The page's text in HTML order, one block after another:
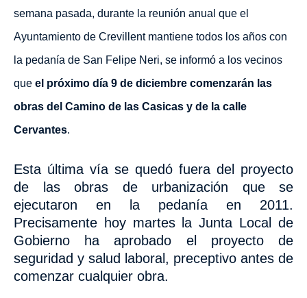
semana pasada, durante la reunión anual que el
Ayuntamiento de Crevillent mantiene todos los años con
la pedanía de San Felipe Neri, se informó a los vecinos
que el próximo día 9 de diciembre comenzarán las
obras del Camino de las Casicas y de la calle
Cervantes.
Esta última vía se quedó fuera del proyecto
de las obras de urbanización que se
ejecutaron en la pedanía en 2011.
Precisamente hoy martes la Junta Local de
Gobierno ha aprobado el proyecto de
seguridad y salud laboral, preceptivo antes de
comenzar cualquier obra.